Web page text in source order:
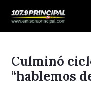
Culminó
“hablemos
de